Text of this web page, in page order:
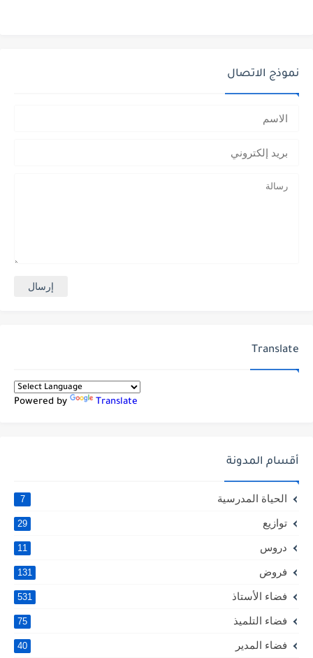
نموذج الاتصال
Translate
Powered by Translate
أقسام المدونة
الحياة المدرسية 7
توازيع 29
دروس 11
فروض 131
فضاء الأستاذ 531
فضاء التلميذ 75
فضاء المدير 40